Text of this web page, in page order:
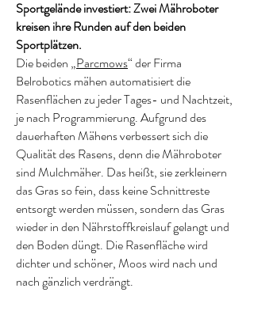
Sportgelände investiert: Zwei Mähroboter
kreisen ihre Runden auf den beiden
Sportplätzen.
Die beiden „Parcmows“ der Firma
Belrobotics mähen automatisiert die
Rasenflächen zu jeder Tages- und Nachtzeit,
je nach Programmierung. Aufgrund des
dauerhaften Mähens verbessert sich die
Qualität des Rasens, denn die Mähroboter
sind Mulchmäher. Das heißt, sie zerkleinern
das Gras so fein, dass keine Schnittreste
entsorgt werden müssen, sondern das Gras
wieder in den Nährstoffkreislauf gelangt und
den Boden düngt. Die Rasenfläche wird
dichter und schöner, Moos wird nach und
nach gänzlich verdrängt.